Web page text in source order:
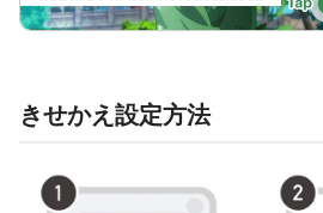
きせかえ設定方法